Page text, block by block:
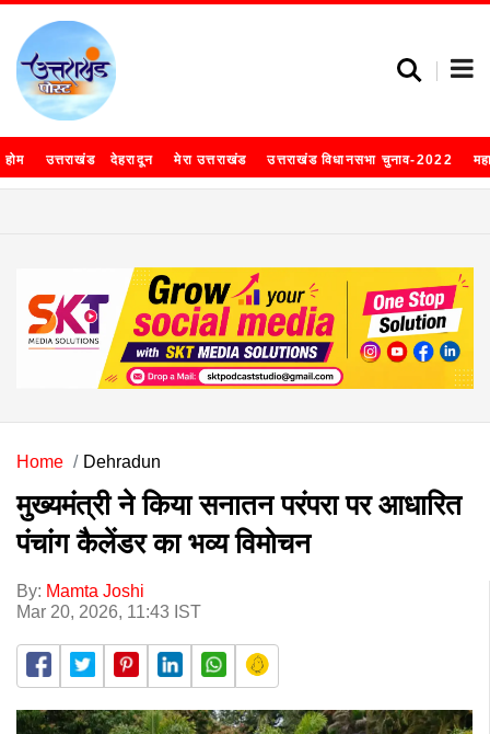
होम उत्तराखंड देहरादून मेरा उत्तराखंड उत्तराखंड विधानसभा चुनाव-2022
Home Dehradun
मुख्यमंत्री ने किया सनातन परंपरा पर आधारित
पंचांग कैलेंडर का भव्य विमोचन
By: Mamta Joshi
Mar 20, 2026, 11:43 IST